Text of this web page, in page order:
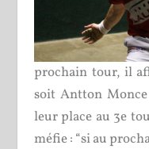
prochain tour, il
soit Antton
leur place au 3e
méfie : “si au